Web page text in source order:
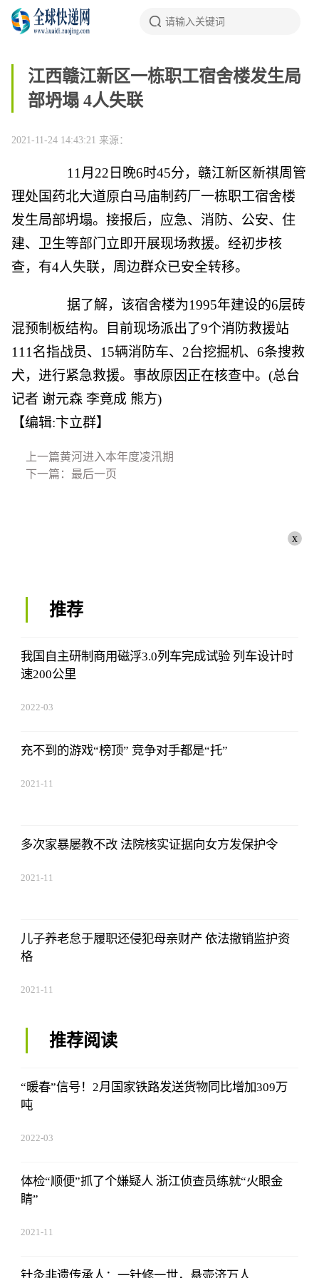
江西赣江新区一栋职工宿舍楼发生局
部坍塌 4人失联
2021-11-24 14:43:21 来源：
11月22日晚6时45分，赣江新区新祺周管
理处国药北大道原白马庙制药厂一栋职工宿舍楼
发生局部坍塌。接报后，应急、消防、公安、住
建、卫生等部门立即开展现场救援。经初步核
查，有4人失联，周边群众已安全转移。
据了解，该宿舍楼为1995年建设的6层砖
混预制板结构。目前现场派出了9个消防救援站
111名指战员、15辆消防车、2台挖掘机、6条搜救
犬，进行紧急救援。事故原因正在核查中。(总台
记者 谢元森 李竟成 熊方)
【编辑:卞立群】
上一篇黄河进入本年度凌汛期
下一篇：最后一页
x
推荐
我国自主研制商用磁浮3.0列车完成试验 列车设计时
速200公里
2022-03
充不到的游戏“榜顶” 竞争对手都是“托”
2021-11
多次家暴屡教不改 法院核实证据向女方发保护令
2021-11
儿子养老怠于履职还侵犯母亲财产 依法撤销监护资
格
2021-11
推荐阅读
“暖春”信号！2月国家铁路发送货物同比增加309万
吨
2022-03
体检“顺便”抓了个嫌疑人 浙江侦查员练就“火眼金
睛”
2021-11
针灸非遗传承人：一针修一世，悬壶济万人